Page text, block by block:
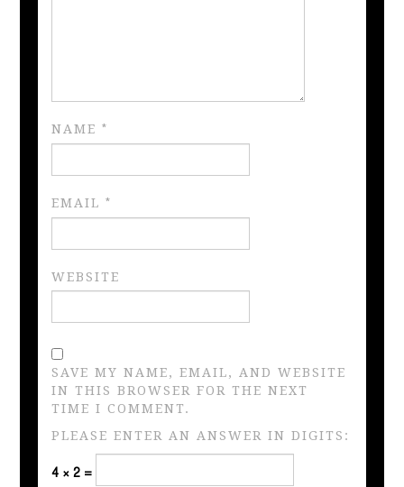
NAME*
EMAIL*
WEBSITE
SAVE MY NAME, EMAIL, AND WEBSITE
IN THIS BROWSER FOR THE NEXT
TIME I COMMENT.
PLEASE ENTER AN ANSWER IN DIGITS:
4 × 2 =